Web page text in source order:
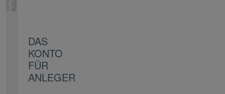
DAS
KONTO
FÜR
ANLEGER